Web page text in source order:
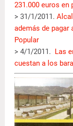
231.000 euros en
> 31/1/2011.
además de pagar
Popular
> 4/1/2011. Las
cuestan a los